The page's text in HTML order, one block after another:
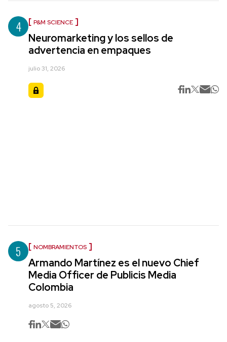
4 P&M SCIENCE
Neuromarketing y los sellos de
advertencia en empaques
julio 31, 2026
5 NOMBRAMIENTOS
Armando Martínez es el nuevo Chief
Media Officer de Publicis Media
Colombia
agosto 5, 2026